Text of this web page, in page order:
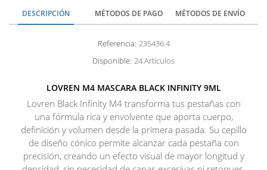
DESCRIPCIÓN MÉTODOS DE PAGO MÉTODOS DE ENVÍO
Referencia: 235436.4
Disponible: 24 Artículos
LOVREN M4 MASCARA BLACK INFINITY 9ML
Lovren Black Infinity M4 transforma tus pestañas con
una fórmula rica y envolvente que aporta cuerpo,
definición y volumen desde la primera pasada. Su cepillo
de diseño cónico permite alcanzar cada pestaña con
precisión, creando un efecto visual de mayor longitud y